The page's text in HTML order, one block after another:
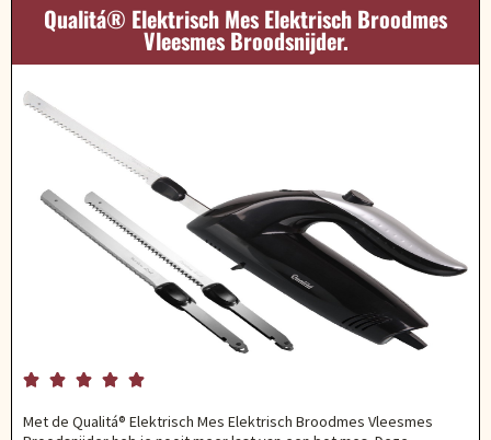
Qualitá® Elektrisch Mes Elektrisch Broodmes
Vleesmes Broodsnijder.
    
Met de Qualitá® Elektrisch Mes Elektrisch Broodmes Vleesmes